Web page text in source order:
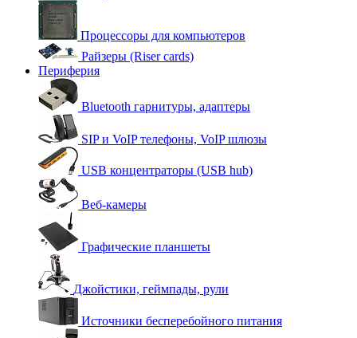
Процессоры для компьютеров
Райзеры (Riser cards)
Периферия
Bluetooth гарнитуры, адаптеры
SIP и VoIP телефоны, VoIP шлюзы
USB концентраторы (USB hub)
Веб-камеры
Графические планшеты
Джойстики, геймпады, рули
Источники бесперебойного питания